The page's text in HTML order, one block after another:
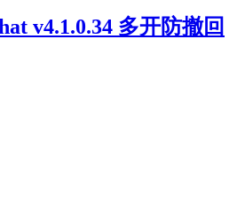
v4.1.0.34 多开防撤回